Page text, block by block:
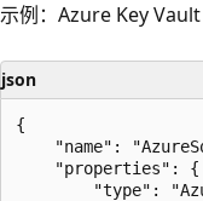
示例：Azure Key
json
{
"name":
    "properties": {
"type":